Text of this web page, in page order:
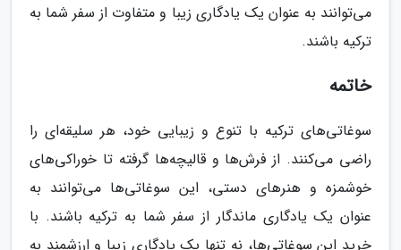
می‌توانند به عنوان یک یادگاری زیبا و متفاوت از سفر شما به
ترکیه باشند.
خاتمه
سوغاتی‌های ترکیه با تنوع و زیبایی خود، هر سلیقه‌ای را
راضی می‌کنند. از فرش‌ها و قالیچه‌ها گرفته تا خوراکی‌های
خوشمزه و هنرهای دستی، این سوغاتی‌ها می‌توانند به
عنوان یک یادگاری ماندگار از سفر شما به ترکیه باشند. با
خرید این سوغاتی‌ها، نه تنها یک یادگاری زیبا و ارزشمند به